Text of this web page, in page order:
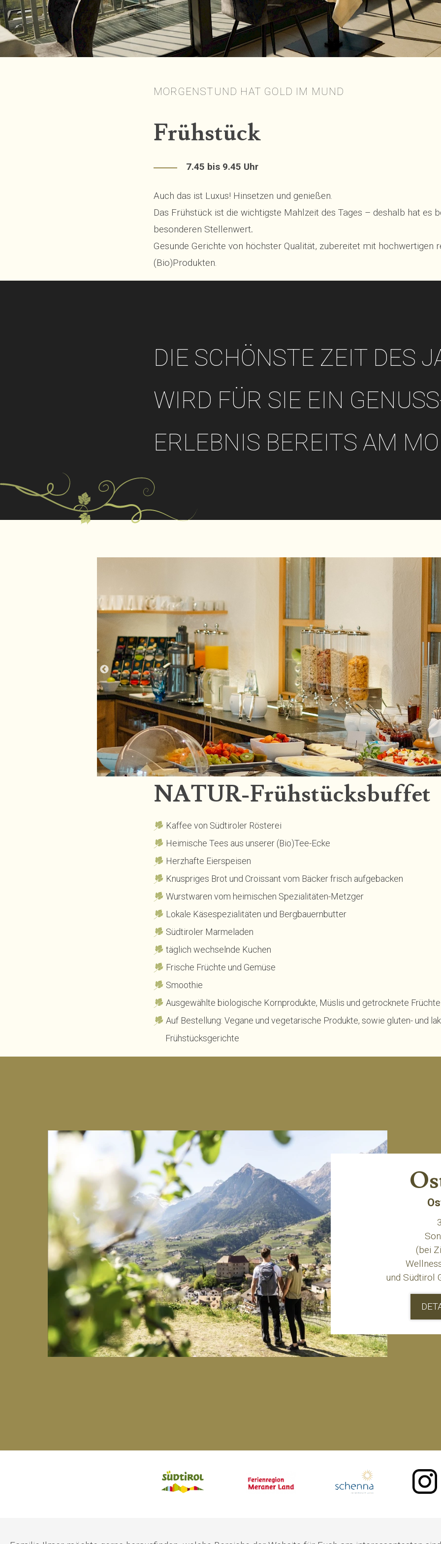
MORGENSTUND HAT GOLD IM MUND
Frühstück
7.45 bis 9.45 Uhr
Auch das ist Luxus! Hinsetzen und genießen.
Das Frühstück ist die wichtigste Mahlzeit des Tages – deshalb hat es
besonderen Stellenwert.
Gesunde Gerichte von höchster Qualität, zubereitet mit hochwertigen
(Bio)Produkten.
DIE SCHÖNSTE ZEIT DES
WIRD FÜR SIE EIN
ERLEBNIS BEREITS AM
NATUR-Frühstücksbuffet
Kaffee von Südtiroler Rösterei
Heimische Tees aus unserer (Bio)Tee-Ecke
Herzhafte Eierspeisen
Knuspriges Brot und Croissant vom Bäcker frisch aufgebacken
Wurstwaren vom heimischen Spezialitäten-Metzger
Lokale Käsespezialitäten und Bergbauernbutter
Südtiroler Marmeladen
täglich wechselnde Kuchen
Frische Früchte und Gemüse
Smoothie
Ausgewählte biologische Kornprodukte, Müslis und getrocknete Früchte
Auf Bestellung: Vegane und vegetarische Produkte, sowie gluten- und
Frühstücksgerichte
(bei
und Südtirol